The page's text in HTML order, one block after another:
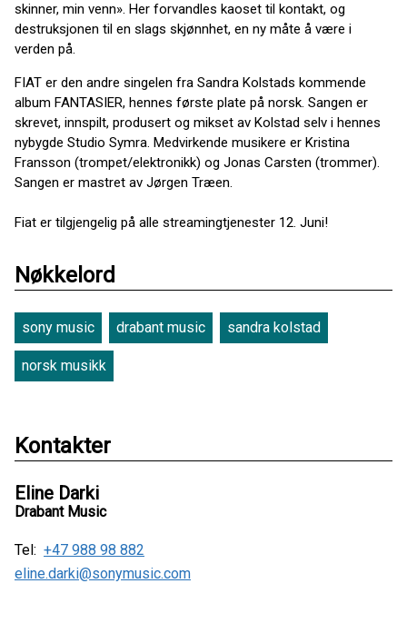
skinner, min venn». Her forvandles kaoset til kontakt, og
destruksjonen til en slags skjønnhet, en ny måte å være i
verden på.
FIAT er den andre singelen fra Sandra Kolstads kommende
album FANTASIER, hennes første plate på norsk. Sangen er
skrevet, innspilt, produsert og mikset av Kolstad selv i hennes
nybygde Studio Symra. Medvirkende musikere er Kristina
Fransson (trompet/elektronikk) og Jonas Carsten (trommer).
Sangen er mastret av Jørgen Træen.
Fiat er tilgjengelig på alle streamingtjenester 12. Juni!
Nøkkelord
sony music drabant music sandra kolstad
norsk musikk
Kontakter
Eline Darki
Drabant Music
Tel: +47 988 98 882
eline.darki@sonymusic.com